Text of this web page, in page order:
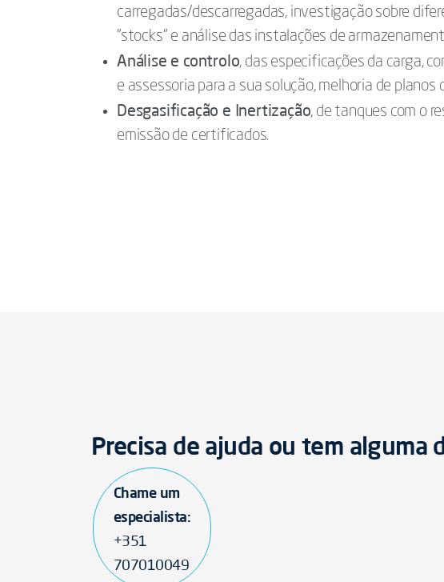
carregadas/descarregadas, investigação sobre
"stocks" e análise das instalações de
Análise e controlo, das especificações da carga,
e assessoria para a sua solução, melhoria de
Desgasificação e Inertização, de tanques com o
emissão de certificados.
Precisa de ajuda ou tem alguma
Chame um
especialista:
+351
707010049